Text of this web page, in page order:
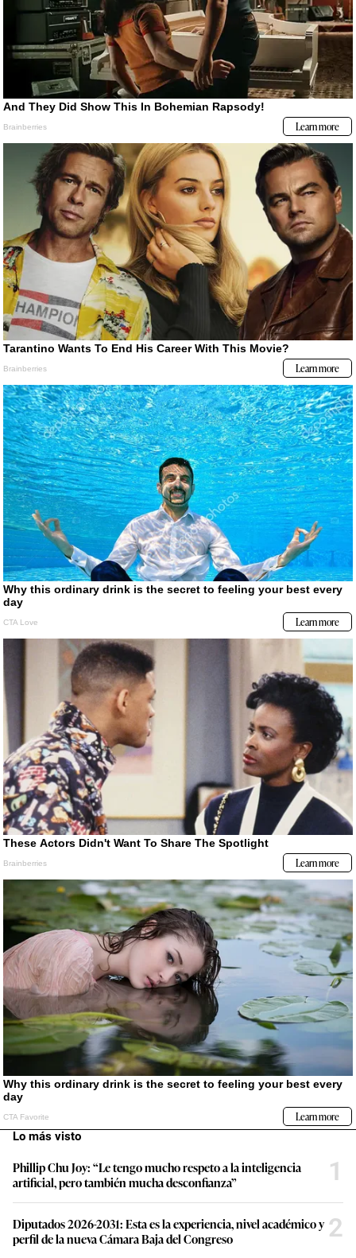
Lo más visto
Phillip Chu Joy: “Le tengo mucho respeto a la inteligencia
artificial, pero también mucha desconfianza”
1
Diputados 2026-2031: Esta es la experiencia, nivel académico y
perfil de la nueva Cámara Baja del Congreso
2